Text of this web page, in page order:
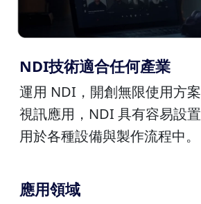
NDI技術適合任何產業
運用 NDI，開創無限使用方
視訊應用，NDI 具有容易設
用於各種設備與製作流程中
應用領域